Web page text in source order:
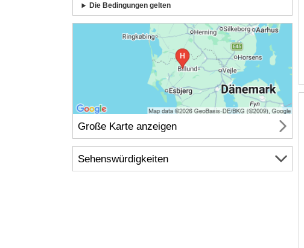
Die Bedingungen gelten
Große Karte anzeigen
Sehenswürdigkeiten